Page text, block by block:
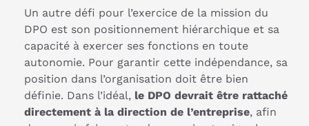
Un autre défi pour l’exercice de la mission du
DPO est son positionnement hiérarchique et sa
capacité à exercer ses fonctions en toute
autonomie. Pour garantir cette indépendance, sa
position dans l’organisation doit être bien
définie. Dans l’idéal, le DPO devrait être rattaché
directement à la direction de l’entreprise, afin